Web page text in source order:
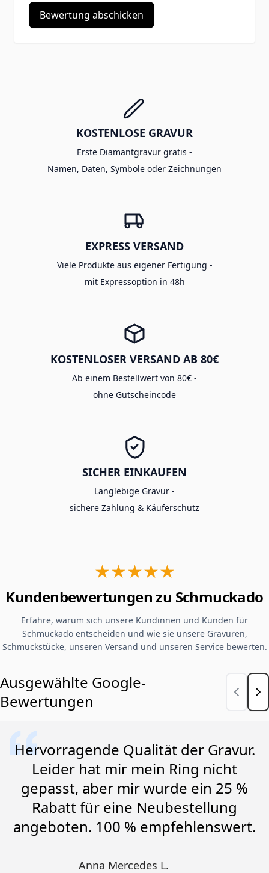
Bewertung abschicken
KOSTENLOSE GRAVUR
Erste Diamantgravur gratis -
Namen, Daten, Symbole oder Zeichnungen
EXPRESS VERSAND
Viele Produkte aus eigener Fertigung -
mit Expressoption in 48h
KOSTENLOSER VERSAND AB 80€
Ab einem Bestellwert von 80€ -
ohne Gutscheincode
SICHER EINKAUFEN
Langlebige Gravur -
sichere Zahlung & Käuferschutz
★★★★★
Kundenbewertungen zu Schmuckado
Erfahre, warum sich unsere Kundinnen und Kunden für
Schmuckado entscheiden und wie sie unsere Gravuren,
Schmuckstücke, unseren Versand und unseren Service bewerten.
Ausgewählte Google-
Bewertungen
Hervorragende Qualität der Gravur.
Leider hat mir mein Ring nicht
gepasst, aber mir wurde ein 25 %
Rabatt für eine Neubestellung
angeboten. 100 % empfehlenswert.
Anna Mercedes L.